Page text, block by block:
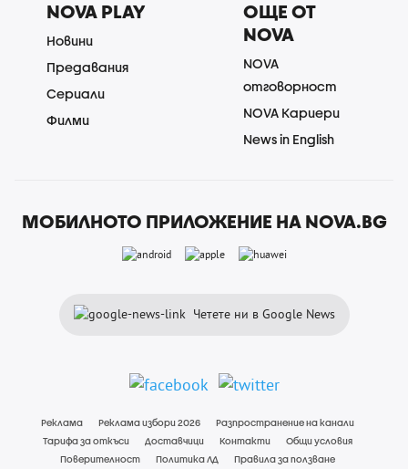
NOVA PLAY
Новини
Предавания
Сериали
Филми
ОЩЕ ОТ
NOVA
NOVA
отговорност
NOVA Кариери
News in English
МОБИЛНОТО ПРИЛОЖЕНИЕ НА NOVA.BG
Четете ни в Google News
Реклама Реклама избори 2026
Разпространение на канали
Тарифа за откъси
Доставчици Контакти
Общи условия
Поверителност
Политика ЛД Правила за ползване